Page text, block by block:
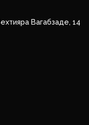
Вагабзаде, 14